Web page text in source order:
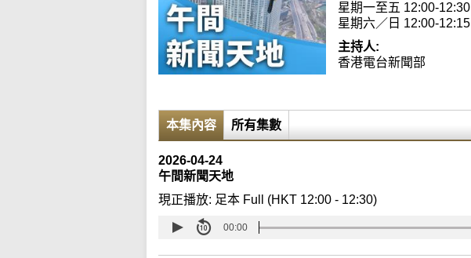
星期一至五 12:00-12:30
星期六／日 12:00-12:15
主持人:
香港電台新聞部
本集內容 所有集數
2026-04-24
午間新聞天地
現正播放: 足本 Full (HKT 12:00 - 12:30)
00:00